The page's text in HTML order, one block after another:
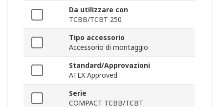
Da utilizzare con
TCBB/TCBT 250
Tipo accessorio
Accessorio di montaggio
Standard/Approvazioni
ATEX Approved
Serie
COMPACT TCBB/TCBT